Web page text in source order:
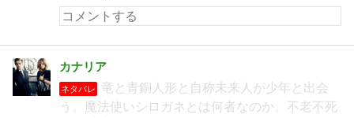
カナリア
ネタバレ
竜と青銅人形と自称未来人が少年と出会
う。魔法使いシロガネとは何者なのか。不老不死